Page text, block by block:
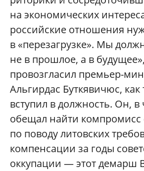
на экономических
российские отношения
в «перезагрузке». Мы
не в прошлое, а в
провозгласил премьер-
Альгирдас Буткявичюс, как
вступил в должность. Он, в
обещал найти компромисс
по поводу литовских
компенсации за годы
оккупации — этот демарш